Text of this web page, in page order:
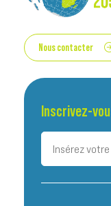
Nous contacter
Inscrivez-